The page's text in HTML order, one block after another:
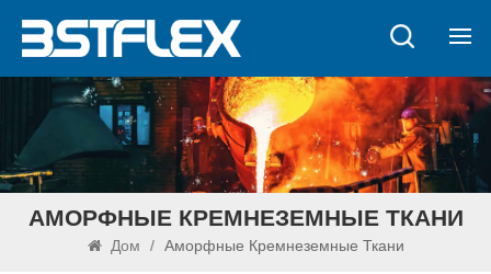
АМОРФНЫЕ КРЕМНЕЗЕМНЫЕ ТКАНИ
Дом / Аморфные Кремнеземные Ткани